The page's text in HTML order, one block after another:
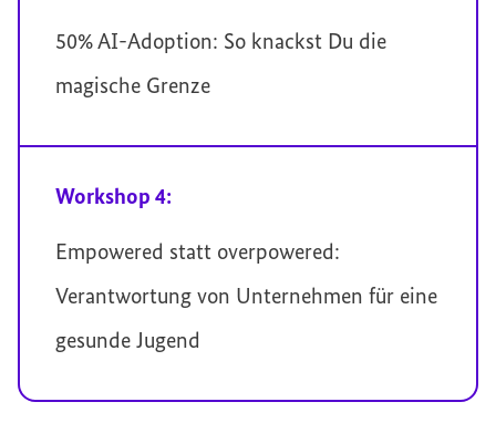
50% AI-Adoption: So knackst Du die
magische Grenze
Workshop 4:
Empowered statt overpowered:
Verantwortung von Unternehmen für eine
gesunde Jugend